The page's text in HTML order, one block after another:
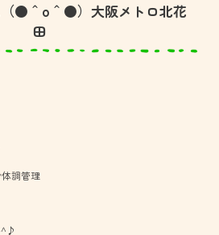
●＾o＾●）大阪メトロ北花
田
調管理